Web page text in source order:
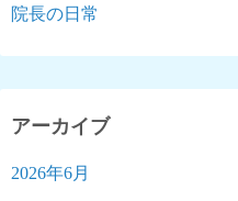
院長の日常
アーカイブ
2026年6月